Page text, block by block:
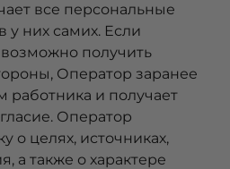
все персональные
у них самих. Если
получить
Оператор заранее
работника и получает
Оператор
о целях, источниках,
а также о характере